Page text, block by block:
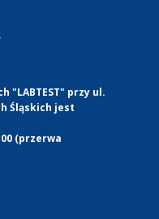
"LABTEST" przy ul.
Śląskich jest
(przerwa